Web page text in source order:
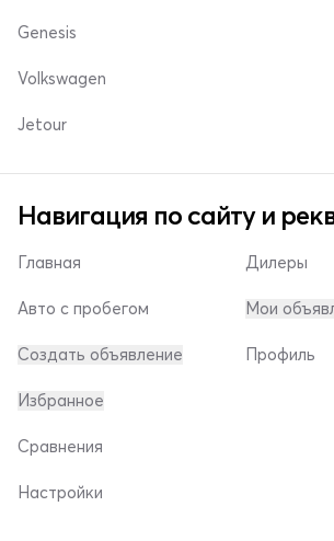
Genesis
Volkswagen
Jetour
Навигация по сайту и
Главная
Авто с пробегом
Создать объявление
Дилеры
Мои
Профиль
Избранное
Сравнения
Настройки